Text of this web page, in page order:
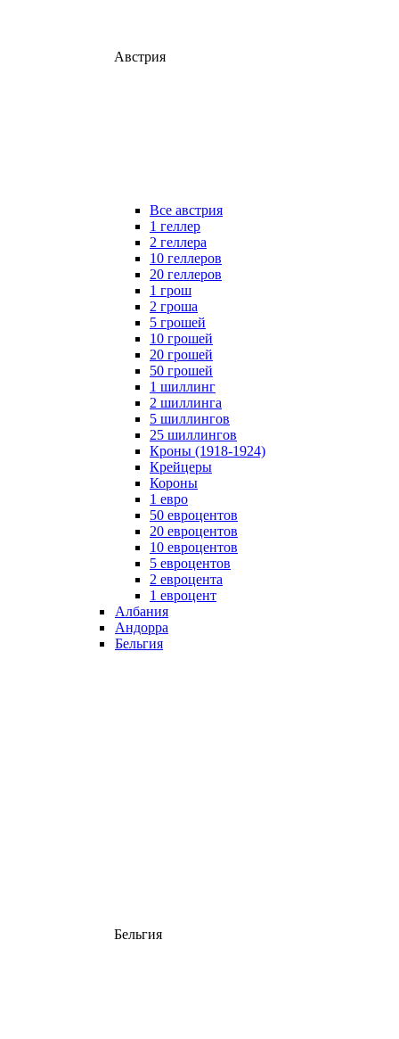
Австрия
Все австрия
1 геллер
2 геллера
10 геллеров
20 геллеров
1 грош
2 гроша
5 грошей
10 грошей
20 грошей
50 грошей
1 шиллинг
2 шиллинга
5 шиллингов
25 шиллингов
Кроны (1918-1924)
Крейцеры
Короны
1 евро
50 евроцентов
20 евроцентов
10 евроцентов
5 евроцентов
2 евроцента
1 евроцент
Албания
Андорра
Бельгия
Бельгия